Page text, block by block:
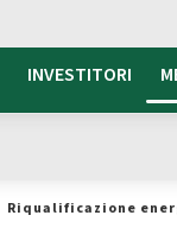
INVESTITORI
Riqualificazione